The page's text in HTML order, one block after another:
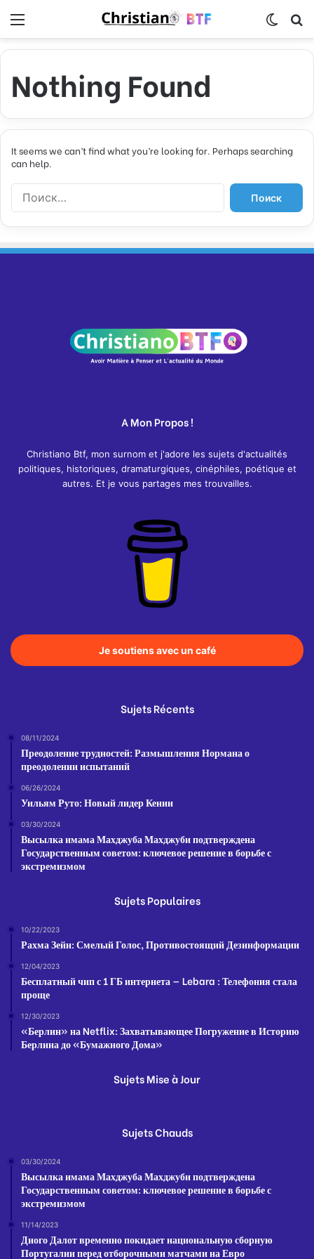
Nothing Found
It seems we can’t find what you’re looking for. Perhaps searching
can help.
Н
и
A Mon Propos !
Christiano Btf, mon surnom et j'adore les sujets d'actualités
politiques, historiques, dramaturgiques, cinéphiles, poétique et
autres. Et je vous partages mes trouvailles.
Je soutiens avec un café
Sujets Récents
08/11/2024
Преодоление трудностей: Размышления Нормана о
преодолении испытаний
06/26/2024
Уильям Руто: Новый лидер Кении
03/30/2024
Высылка имама Махджуба Махджуби подтверждена
Государственным советом: ключевое решение в борьбе с
экстремизмом
Sujets Populaires
10/22/2023
Рахма Зейн: Смелый Голос, Противостоящий Дезинформации
12/04/2023
Бесплатный чип с 1 ГБ интернета — Lebara : Телефония стала
проще
12/30/2023
«Берлин» на Netflix: Захватывающее Погружение в Историю
Берлина до «Бумажного Дома»
Sujets Mise à Jour
Sujets Chauds
03/30/2024
Высылка имама Махджуба Махджуби подтверждена
Государственным советом: ключевое решение в борьбе с
экстремизмом
11/14/2023
Диого Далот временно покидает национальную сборную
Португалии перед отборочными матчами на Евро